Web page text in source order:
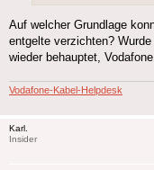
Auf welcher Grundlage
ent­gel­te verzichten?
wieder behauptet,
Vodafone-Kabel-Helpdesk
Karl.
Insider